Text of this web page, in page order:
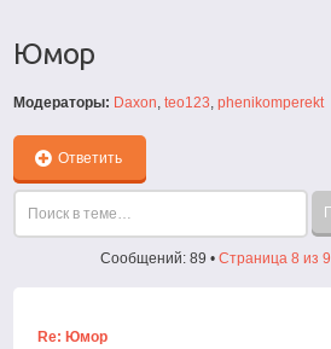
Юмор
Модераторы: Daxon,teo123,phenikomperekt
Ответить
Сообщений: 89 • Страница 8 из 9
Re: Юмор